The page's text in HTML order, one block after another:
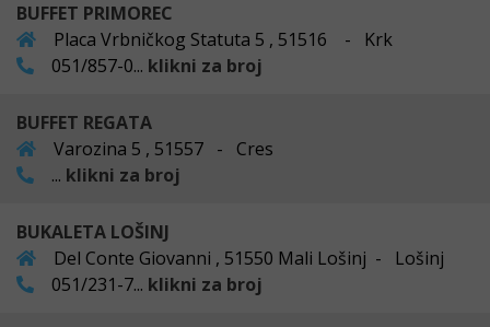
BUFFET PRIMOREC
Placa Vrbničkog Statuta 5 , 51516 - Krk
051/857-0... klikni za broj
BUFFET REGATA
Varozina 5 , 51557 - Cres
... klikni za broj
BUKALETA LOŠINJ
Del Conte Giovanni , 51550 Mali Lošinj - Lošinj
051/231-7... klikni za broj